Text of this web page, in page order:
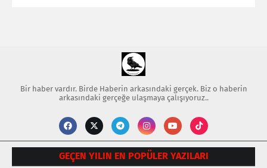
Bir haber vardır. Birde Haberin arkasındaki gerçek. Biz o haberin
arkasındaki gerçeğe ulaşmaya çalışıyoruz..
GEÇEN YILIN EN POPÜLER YAZILARI